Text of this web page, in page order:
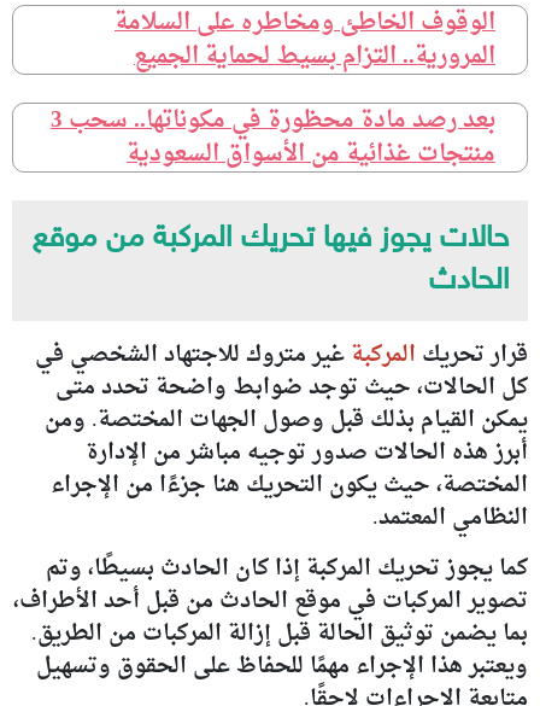
الوقوف الخاطئ ومخاطره على السلامة
المرورية.. التزام بسيط لحماية الجميع
بعد رصد مادة محظورة في مكوناتها.. سحب 3
منتجات غذائية من الأسواق السعودية
حالات يجوز فيها تحريك المركبة من موقع
الحادث
قرار تحريك المركبةغير متروك للاجتهاد الشخصي في
كل الحالات، حيث توجد ضوابط واضحة تحدد متى
يمكن القيام بذلك قبل وصول الجهات المختصة. ومن
أبرز هذه الحالات صدور توجيه مباشر من الإدارة
المختصة، حيث يكون التحريك هنا جزءًا من الإجراء
النظامي المعتمد.
كما يجوز تحريك المركبة إذا كان الحادث بسيطًا، وتم
تصوير المركبات في موقع الحادث من قبل أحد الأطراف،
بما يضمن توثيق الحالة قبل إزالة المركبات من الطريق.
ويعتبر هذا الإجراء مهمًا للحفاظ على الحقوق وتسهيل